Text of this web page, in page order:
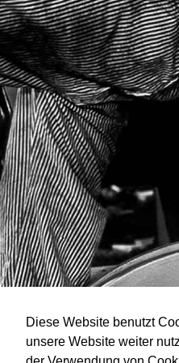
Diese Website benutzt
unsere Website weiter